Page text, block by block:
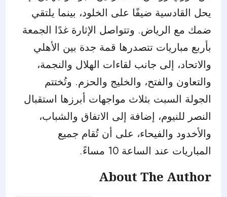
يحل القادسية ضيفًا على الخلود، بينما يلتقي
ضمك مع الرياض. وتتواصل الإثارة غدًا الجمعة
بأربع مباريات تتصدرها قمة جدة بين الأهلي
والاتحاد، إلى جانب لقاءات الهلال والنجمة،
والتعاون والفتح، والخليج والحزم. وتُختتم
الجولة السبت بثلاث مواجهات أبرزها استقبال
النصر للنيوم، إضافة إلى الاتفاق والشباب،
والأخدود والفيحاء، على أن تُقام جميع
المباريات عند الساعة 10 مساءً.
About The Author